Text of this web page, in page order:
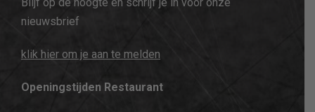
nieuwsbrief
klik hier om je aan te melden
Openingstijden Restaurant